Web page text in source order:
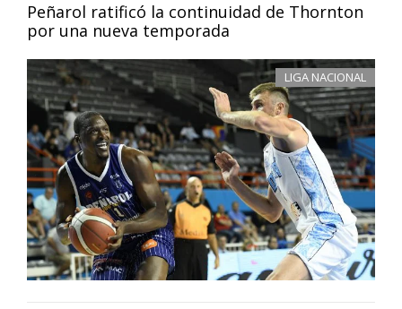
Peñarol ratificó la continuidad de Thornton
por una nueva temporada
LIGA NACIONAL